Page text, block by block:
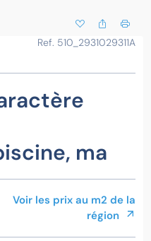
Ref. 510_2931029311A
ma
Voir les prix au m2 de la
région